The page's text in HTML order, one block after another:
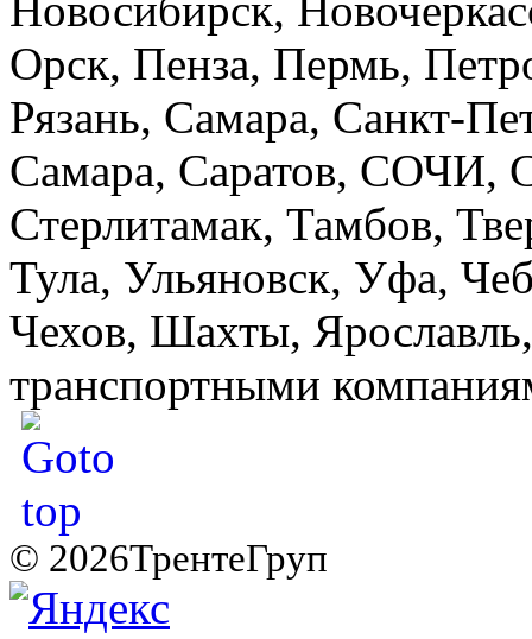
Новосибирск,
Орск, Пенза, Пермь,
Рязань, Самара, Санкт-
Самара, Саратов, СОЧИ,
Стерлитамак, Тамбов,
Тула, Ульяновск, Уфа,
Чехов, Шахты,
транспортными
© 2026ТрентеГруп